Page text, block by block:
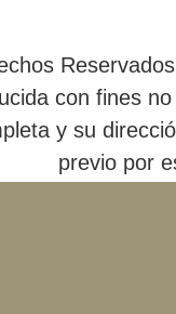
con fines
y su
previo por